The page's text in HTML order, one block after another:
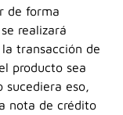
de forma
realizará
transacción de
producto sea
sucediera eso,
nota de crédito